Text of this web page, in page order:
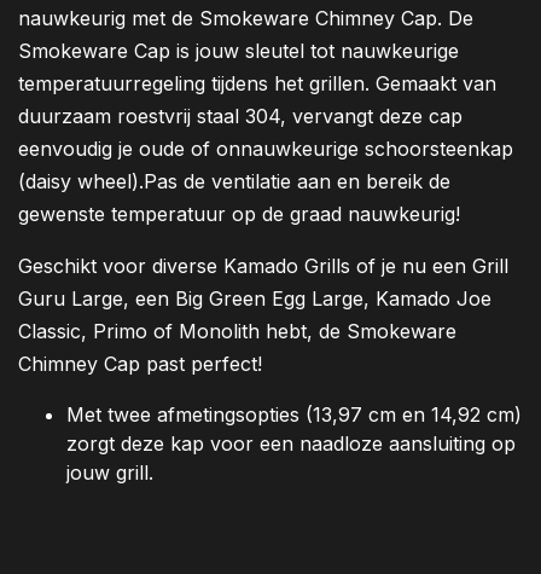
nauwkeurig met de Smokeware Chimney Cap. De
Smokeware Cap is jouw sleutel tot nauwkeurige
temperatuurregeling tijdens het grillen. Gemaakt van
duurzaam roestvrij staal 304, vervangt deze cap
eenvoudig je oude of onnauwkeurige schoorsteenkap
(daisy wheel).Pas de ventilatie aan en bereik de
gewenste temperatuur op de graad nauwkeurig!
Geschikt voor diverse Kamado Grills of je nu een Grill
Guru Large, een Big Green Egg Large, Kamado Joe
Classic, Primo of Monolith hebt, de Smokeware
Chimney Cap past perfect!
Met twee afmetingsopties (13,97 cm en 14,92 cm)
zorgt deze kap voor een naadloze aansluiting op
jouw grill.